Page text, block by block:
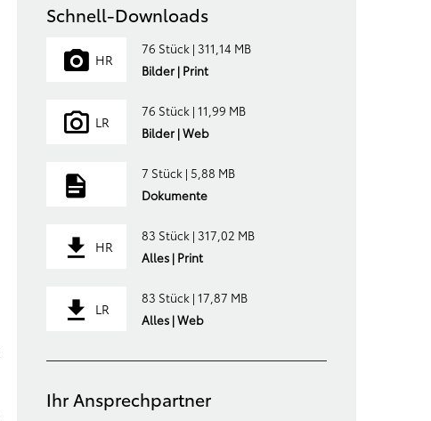
Schnell-Downloads
HR
76 Stück | 311,14 MB
Bilder | Print
LR
76 Stück | 11,99 MB
Bilder | Web
7 Stück | 5,88 MB
Dokumente
HR
83 Stück | 317,02 MB
Alles | Print
LR
83 Stück | 17,87 MB
Alles | Web
Ihr Ansprechpartner